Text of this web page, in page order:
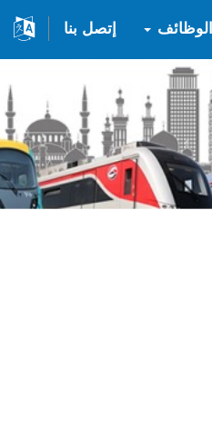
الوظائف إتصل بنا